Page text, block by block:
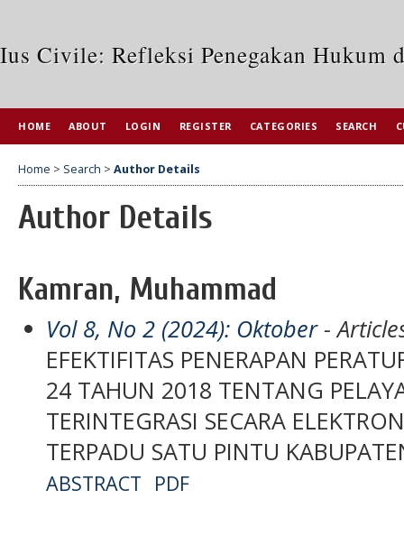
Ius Civile: Refleksi Penegakan Hukum
HOME ABOUT LOGIN REGISTER CATEGORIES SEARCH
Home > Search > Author Details
Author Details
Kamran, Muhammad
Vol 8, No 2 (2024): Oktober-
EFEKTIFITAS PENERAPAN
24 TAHUN 2018 TENTANG
TERINTEGRASI SECARA
TERPADU SATU PINTU
ABSTRACT PDF